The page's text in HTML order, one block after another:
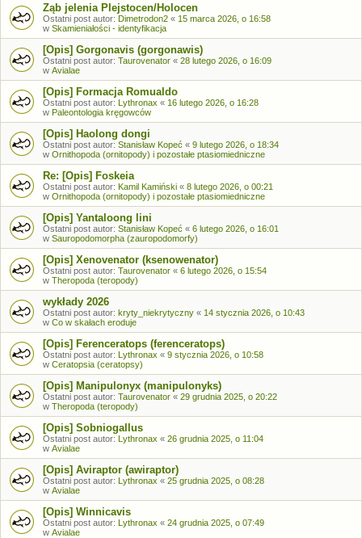
Ząb jelenia Plejstocen/Holocen
Ostatni post autor: Dimetrodon2 « 15 marca 2026, o 16:58
w Skamieniałości - identyfikacja
[Opis] Gorgonavis (gorgonawis)
Ostatni post autor: Taurovenator « 28 lutego 2026, o 16:09
w Avialae
[Opis] Formacja Romualdo
Ostatni post autor: Lythronax « 16 lutego 2026, o 16:28
w Paleontologia kręgowców
[Opis] Haolong dongi
Ostatni post autor: Stanisław Kopeć « 9 lutego 2026, o 18:34
w Ornithopoda (ornitopody) i pozostałe ptasiomiedniczne
Re: [Opis] Foskeia
Ostatni post autor: Kamil Kamiński « 8 lutego 2026, o 00:21
w Ornithopoda (ornitopody) i pozostałe ptasiomiedniczne
[Opis] Yantaloong lini
Ostatni post autor: Stanisław Kopeć « 6 lutego 2026, o 16:01
w Sauropodomorpha (zauropodomorfy)
[Opis] Xenovenator (ksenowenator)
Ostatni post autor: Taurovenator « 6 lutego 2026, o 15:54
w Theropoda (teropody)
wykłady 2026
Ostatni post autor: kryty_niekrytyczny « 14 stycznia 2026, o 10:43
w Co w skałach eroduje
[Opis] Ferenceratops (ferenceratops)
Ostatni post autor: Lythronax « 9 stycznia 2026, o 10:58
w Ceratopsia (ceratopsy)
[Opis] Manipulonyx (manipulonyks)
Ostatni post autor: Taurovenator « 29 grudnia 2025, o 20:22
w Theropoda (teropody)
[Opis] Sobniogallus
Ostatni post autor: Lythronax « 26 grudnia 2025, o 11:04
w Avialae
[Opis] Aviraptor (awiraptor)
Ostatni post autor: Lythronax « 25 grudnia 2025, o 08:28
w Avialae
[Opis] Winnicavis
Ostatni post autor: Lythronax « 24 grudnia 2025, o 07:49
w Avialae